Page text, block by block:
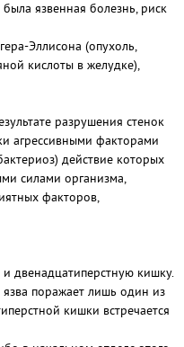
язвенная болезнь, риск
Эллисона (опухоль,
кислоты в желудке),
разрушения стенок
агрессивными факторами
действие которых
силами организма,
факторов,
двенадцатиперстную кишку.
поражает лишь один из
кишки встречается